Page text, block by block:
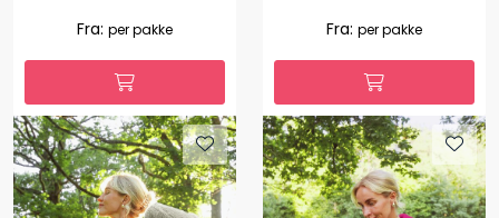
(DATE NIGHT)
OK 08-02
2.709,00
Fra: 812,70 -70 % per
pakke
ÅDNE genser (OLDER)
OK 08-05B
+
Fra: 1.127,00 per pakke